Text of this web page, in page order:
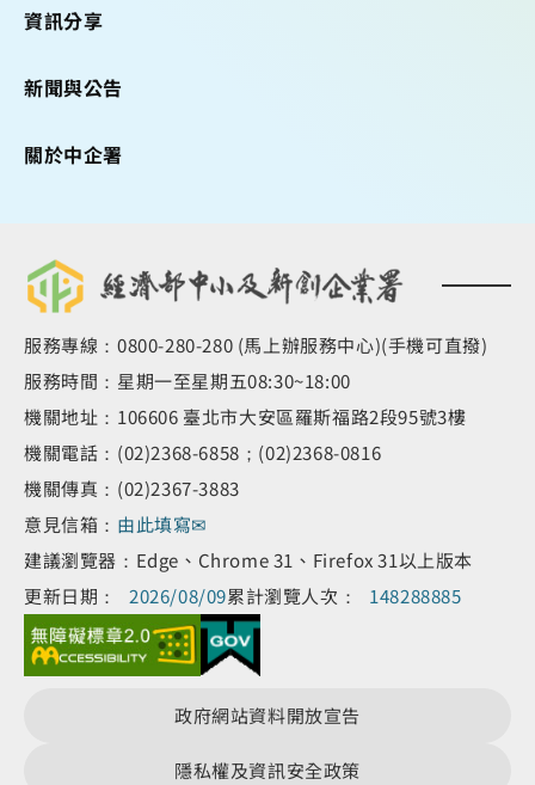
資訊分享
新聞與公告
關於中企署
服務專線：0800-280-280 (馬上辦服務中心)(手機可直撥)
服務時間：星期一至星期五08:30~18:00
機關地址：106606 臺北市大安區羅斯福路2段95號3樓
機關電話：(02)2368-6858；(02)2368-0816
機關傳真：(02)2367-3883
意見信箱： 由此填寫✉
建議瀏覽器：Edge、Chrome 31、Firefox 31以上版本
更新日期：
2026/08/09累計瀏覽人次： 148288885
政府網站資料開放宣告
隱私權及資訊安全政策